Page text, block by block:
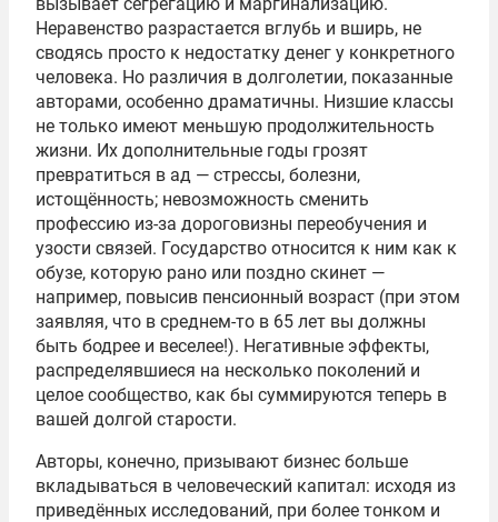
Неравенство разрастается вглубь и вширь, не
сводясь просто к недостатку денег у конкретного
человека. Но различия в долголетии, показанные
авторами, особенно драматичны. Низшие классы
не только имеют меньшую продолжительность
жизни. Их дополнительные годы грозят
превратиться в ад — стрессы, болезни,
истощённость; невозможность сменить
профессию из-за дороговизны переобучения и
узости связей. Государство относится к ним как к
обузе, которую рано или поздно скинет —
например, повысив пенсионный возраст (при этом
заявляя, что в среднем-то в 65 лет вы должны
быть бодрее и веселее!). Негативные эффекты,
распределявшиеся на несколько поколений и
целое сообщество, как бы суммируются теперь в
вашей долгой старости.
Авторы, конечно, призывают бизнес больше
вкладываться в человеческий капитал: исходя из
приведённых исследований, при более тонком и